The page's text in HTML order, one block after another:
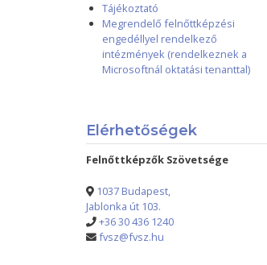
Tájékoztató
Megrendelő felnőttképzési
engedéllyel rendelkező
intézmények (rendelkeznek a
Microsoftnál oktatási tenanttal)
Elérhetőségek
Felnőttképzők Szövetsége
1037 Budapest,
Jablonka út 103.
+36 30 436 1240
fvsz@fvsz.hu